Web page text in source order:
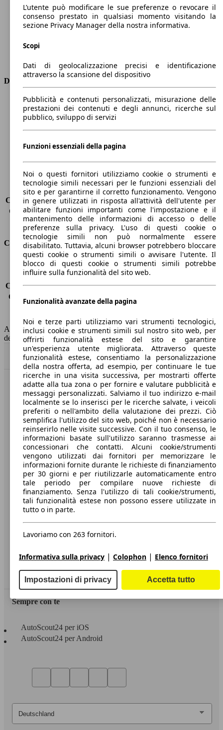
Coppia
350 nm
Cilindrata
1998 ccm
Carburante
Diesel
Trasmissione
Dimensioni
Lunghezza
4600 mm
Altezza
1740 mm
Larghezza
Peso massimo
-
Sedili
5
Carico sul tetto
-
Capacità di traino (senza freni) -
Capacità di traino (con freni)
2000 kg
Volume del bagagliaio
500 - 1593 l
Consumi
Emissioni di CO2*
152 g/km (komb.)
Consumo (urbano)
7.3 l/100km
Consumo (extra-urbano) 5.0 l/100km
Consumo (combinato)*
5.9 l/100km
Capacità del serbatoio
60 l
AutoScout24 non si assume alcuna responsabilità per la correttezza
dei dati.
Torna su
Benvenuti su AutoScout24, il mercato auto europeo.
Società
A proposito di AutoScout24
Stampa
Media
Condizioni generali
Informazioni
Privacy
Dichiarazione di Accessibilità
Servizi
Area rivenditori
Sempre con te
AutoScout24 per iOS
AutoScout24 per Android
L’utente può modificare le sue preferenze o revocare il
consenso prestato in qualsiasi momento visitando la
sezione Privacy Manager della nostra informativa.
Scopi
Dati di geolocalizzazione precisi e identificazione
attraverso la scansione del dispositivo
Pubblicità e contenuti personalizzati, misurazione delle
prestazioni dei contenuti e degli annunci, ricerche sul
pubblico, sviluppo di servizi
Funzioni essenziali della pagina
Noi o questi fornitori utilizziamo cookie o strumenti e
tecnologie simili necessari per le funzioni essenziali del
sito e per garantirne il corretto funzionamento. Vengono
in genere utilizzati in risposta all'attività dell'utente per
abilitare funzioni importanti come l'impostazione e il
mantenimento delle informazioni di accesso o delle
preferenze sulla privacy. L'uso di questi cookie o
tecnologie simili non può normalmente essere
disabilitato. Tuttavia, alcuni browser potrebbero bloccare
questi cookie o strumenti simili o avvisare l'utente. Il
blocco di questi cookie o strumenti simili potrebbe
influire sulla funzionalità del sito web.
Funzionalità avanzate della pagina
Noi e terze parti utilizziamo vari strumenti tecnologici,
inclusi cookie e strumenti simili sul nostro sito web, per
offrirti funzionalità estese del sito e garantire
un'esperienza utente migliorata. Attraverso queste
funzionalità estese, consentiamo la personalizzazione
della nostra offerta, ad esempio, per continuare le tue
ricerche in una visita successiva, per mostrarti offerte
adatte alla tua zona o per fornire e valutare pubblicità e
messaggi personalizzati. Salviamo il tuo indirizzo e-mail
localmente se lo inserisci per le ricerche salvate, i veicoli
preferiti o nell'ambito della valutazione dei prezzi. Ciò
semplifica l'utilizzo del sito web, poiché non è necessario
reinserirlo nelle visite successive. Con il tuo consenso, le
informazioni basate sull'utilizzo saranno trasmesse ai
concessionari che contatti. Alcuni cookie/strumenti
vengono utilizzati dai fornitori per memorizzare le
informazioni fornite durante le richieste di finanziamento
per 30 giorni e per riutilizzarle automaticamente entro
tale periodo per compilare nuove richieste di
finanziamento. Senza l'utilizzo di tali cookie/strumenti,
tali funzionalità estese non possono essere utilizzate in
tutto o in parte.
Lavoriamo con 263 fornitori.
Informativa sulla privacy | Colophon | Elenco fornitori
Impostazioni di privacy Accetta tutto